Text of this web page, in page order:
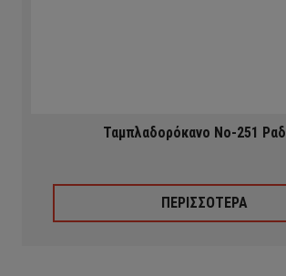
Ταμπλαδορόκανο Νο-251
ΠΕΡΙΣΣΟΤΕΡΑ